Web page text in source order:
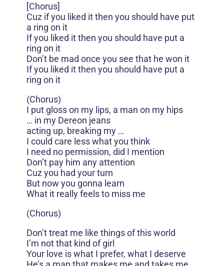
[Chorus]
Cuz if you liked it then you should have put
a ring on it
If you liked it then you should have put a
ring on it
Don’t be mad once you see that he won it
If you liked it then you should have put a
ring on it
(Chorus)
I put gloss on my lips, a man on my hips
… in my Dereon jeans
acting up, breaking my …
I could care less what you think
I need no permission, did I mention
Don’t pay him any attention
Cuz you had your turn
But now you gonna learn
What it really feels to miss me
(Chorus)
Don’t treat me like things of this world
I’m not that kind of girl
Your love is what I prefer, what I deserve